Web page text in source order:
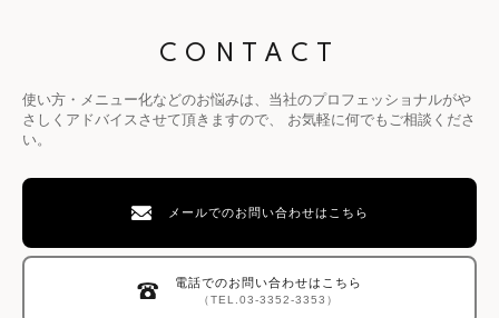
CONTACT
使い方・メニュー化などのお悩みは、当社のプロフェッショナルがや
さしくアドバイスさせて頂きますので、
お気軽に何でもご相談くださ
い。
メールでのお問い合わせはこちら
電話でのお問い合わせはこちら
（TEL.03-3352-3353）